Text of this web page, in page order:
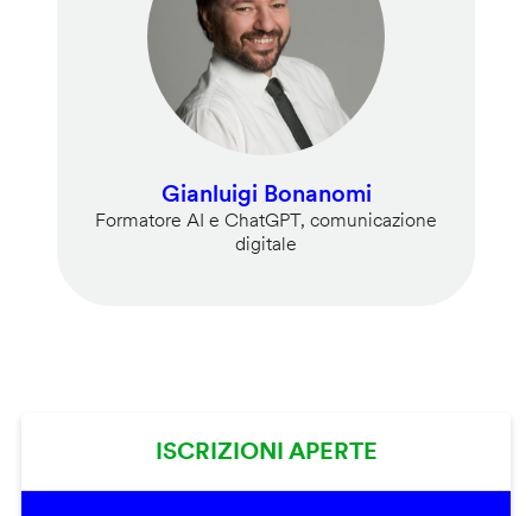
Gianluigi Bonanomi
Formatore AI e ChatGPT, comunicazione
digitale
ISCRIZIONI APERTE